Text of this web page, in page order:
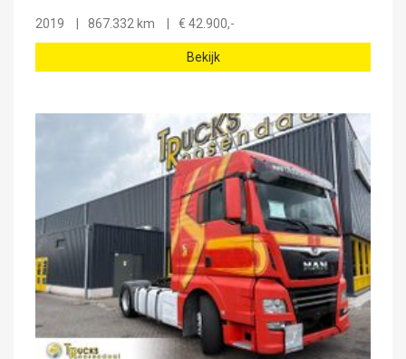
2019 867.332 km € 42.900,-
Bekijk